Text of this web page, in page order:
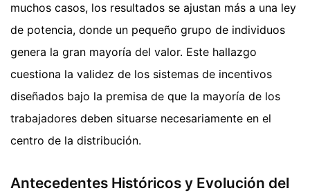
muchos casos, los resultados se ajustan más a una ley
de potencia, donde un pequeño grupo de individuos
genera la gran mayoría del valor. Este hallazgo
cuestiona la validez de los sistemas de incentivos
diseñados bajo la premisa de que la mayoría de los
trabajadores deben situarse necesariamente en el
centro de la distribución.
Antecedentes Históricos y Evolución del